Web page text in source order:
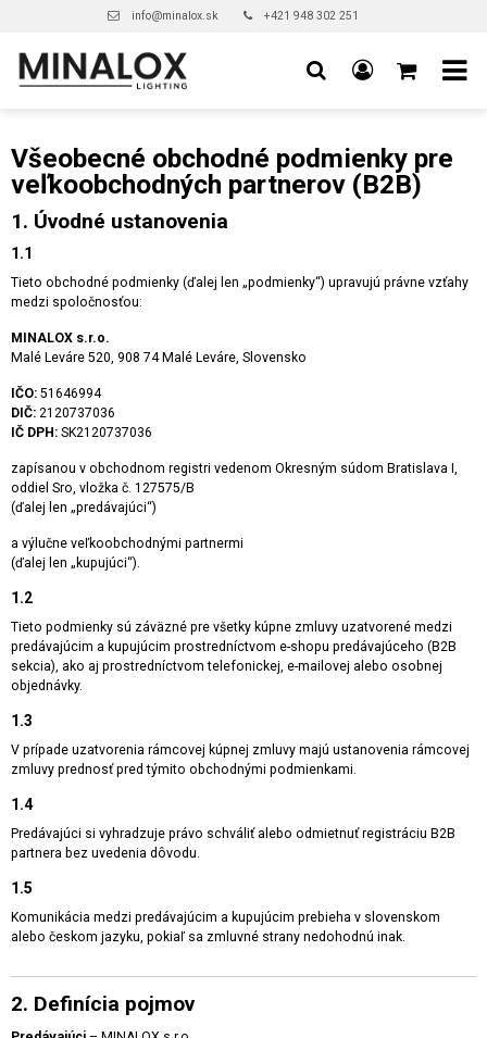
info@minalox.sk +421 948 302 251
Všeobecné obchodné podmienky pre
veľkoobchodných partnerov (B2B)
1. Úvodné ustanovenia
1.1
Tieto obchodné podmienky (ďalej len „podmienky“) upravujú právne vzťahy
medzi spoločnosťou:
MINALOX s.r.o.
Malé Leváre 520, 908 74 Malé Leváre, Slovensko
IČO: 51646994
DIČ: 2120737036
IČ DPH: SK2120737036
zapísanou v obchodnom registri vedenom Okresným súdom Bratislava I,
oddiel Sro, vložka č. 127575/B
(ďalej len „predávajúci“)
a výlučne veľkoobchodnými partnermi
(ďalej len „kupujúci“).
1.2
Tieto podmienky sú záväzné pre všetky kúpne zmluvy uzatvorené medzi
predávajúcim a kupujúcim prostredníctvom e-shopu predávajúceho (B2B
sekcia), ako aj prostredníctvom telefonickej, e-mailovej alebo osobnej
objednávky.
1.3
V prípade uzatvorenia rámcovej kúpnej zmluvy majú ustanovenia rámcovej
zmluvy prednosť pred týmito obchodnými podmienkami.
1.4
Predávajúci si vyhradzuje právo schváliť alebo odmietnuť registráciu B2B
partnera bez uvedenia dôvodu.
1.5
Komunikácia medzi predávajúcim a kupujúcim prebieha v slovenskom
alebo českom jazyku, pokiaľ sa zmluvné strany nedohodnú inak.
2. Definícia pojmov